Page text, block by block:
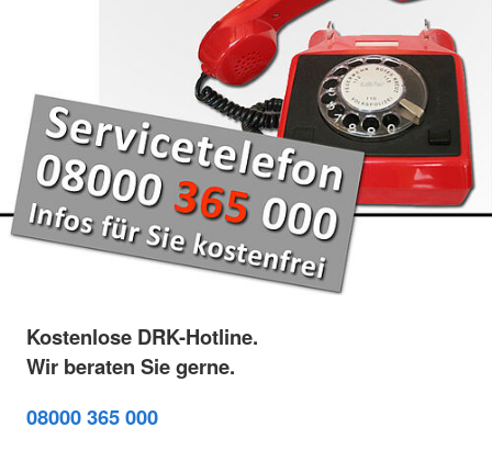
Kostenlose DRK-Hotline.
Wir beraten Sie gerne.
08000 365 000